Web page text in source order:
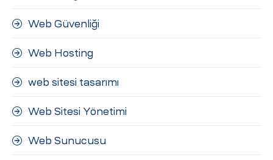
Web Güvenliği
Web Hosting
web sitesi tasarımı
Web Sitesi Yönetimi
Web Sunucusu